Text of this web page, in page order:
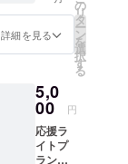
ただき
ます(時
期未定･
1年以
参加証
(デジタ
ル) ※
メール
でファ
詳細を見る
の
リ
タ
ー
ン
を
選
択
す
る
5,0
00 円
応援ラ
イトプ
ラン②